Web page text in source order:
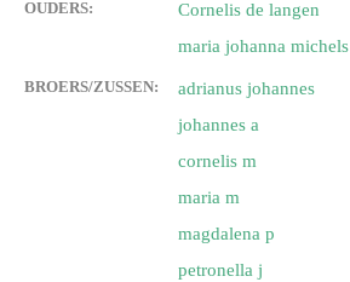
OUDERS:
Cornelis de langen
maria johanna michels
BROERS/ZUSSEN:
adrianus johannes
johannes a
cornelis m
maria m
magdalena p
petronella j